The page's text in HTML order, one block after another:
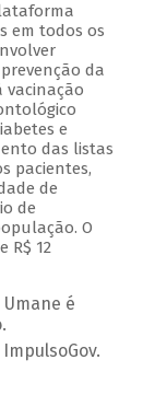
em todos os
da
vacinação
e
das listas
pacientes,
de
de
O
R$ 12
é